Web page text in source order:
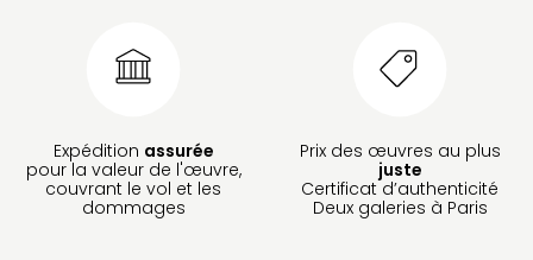
Expédition assurée
pour la valeur de l'œuvre,
couvrant le vol et les
dommages
Prix des œuvres au plus
juste
Certificat d’authenticité
Deux galeries à Paris